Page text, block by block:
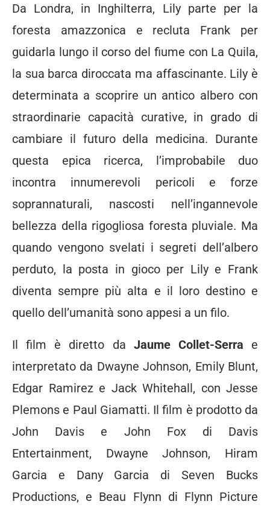
Da Londra, in Inghilterra, Lily parte per la
foresta amazzonica e recluta Frank per
guidarla lungo il corso del fiume con La Quila,
la sua barca diroccata ma affascinante. Lily è
determinata a scoprire un antico albero con
straordinarie capacità curative, in grado di
cambiare il futuro della medicina. Durante
questa epica ricerca, l’improbabile duo
incontra innumerevoli pericoli e forze
soprannaturali, nascosti nell’ingannevole
bellezza della rigogliosa foresta pluviale. Ma
quando vengono svelati i segreti dell’albero
perduto, la posta in gioco per Lily e Frank
diventa sempre più alta e il loro destino e
quello dell’umanità sono appesi a un filo.
Il film è diretto da Jaume Collet-Serra e
interpretato da Dwayne Johnson, Emily Blunt,
Edgar Ramirez e Jack Whitehall, con Jesse
Plemons e Paul Giamatti. Il film è prodotto da
John Davis e John Fox di Davis
Entertainment, Dwayne Johnson, Hiram
Garcia e Dany Garcia di Seven Bucks
Productions, e Beau Flynn di Flynn Picture